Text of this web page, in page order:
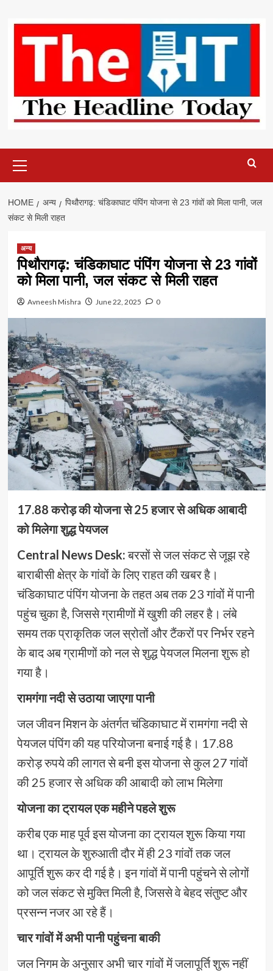
content
Menu
HOME अन्य
पिथौरागढ़: चंडिकाघाट पंपिंग योजना से 23 गांवों को मिला पानी, जल
संकट से मिली राहत
अन्य
पिथौरागढ़: चंडिकाघाट पंपिंग योजना से 23 गांवों
को मिला पानी, जल संकट से मिली राहत
Avneesh Mishra June 22, 2025 0
17.88 करोड़ की योजना से 25 हजार से अधिक आबादी
को मिलेगा शुद्ध पेयजल
Central News Desk:बरसों से जल संकट से जूझ रहे
बाराबीसी क्षेत्र के गांवों के लिए राहत की खबर है।
चंडिकाघाट पंपिंग योजना के तहत अब तक 23 गांवों में पानी
पहुंच चुका है, जिससे ग्रामीणों में खुशी की लहर है। लंबे
समय तक प्राकृतिक जल स्रोतों और टैंकरों पर निर्भर रहने
के बाद अब ग्रामीणों को नल से शुद्ध पेयजल मिलना शुरू हो
गया है।
रामगंगा नदी से उठाया जाएगा पानी
जल जीवन मिशन के अंतर्गत चंडिकाघाट में रामगंगा नदी से
पेयजल पंपिंग की यह परियोजना बनाई गई है। 17.88
करोड़ रुपये की लागत से बनी इस योजना से कुल 27 गांवों
की 25 हजार से अधिक की आबादी को लाभ मिलेगा
योजना का ट्रायल एक महीने पहले शुरू
करीब एक माह पूर्व इस योजना का ट्रायल शुरू किया गया
था। ट्रायल के शुरुआती दौर में ही 23 गांवों तक जल
आपूर्ति शुरू कर दी गई है। इन गांवों में पानी पहुंचने से लोगों
को जल संकट से मुक्ति मिली है, जिससे वे बेहद संतुष्ट और
प्रसन्न नजर आ रहे हैं।
चार गांवों में अभी पानी पहुंचना बाकी
जल निगम के अनुसार अभी चार गांवों में जलापूर्ति शुरू नहीं